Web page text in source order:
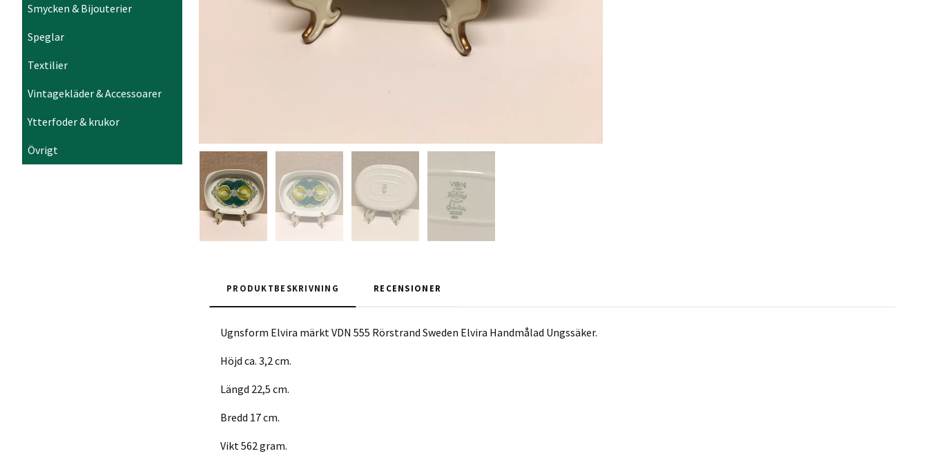
Smycken & Bijouterier
Speglar
Textilier
Vintagekläder & Accessoarer
Ytterfoder & krukor
Övrigt
PRODUKTBESKRIVNING RECENSIONER
Ugnsform Elvira märkt VDN 555 Rörstrand Sweden Elvira Handmålad Ungssäker.
Höjd ca. 3,2 cm.
Längd 22,5 cm.
Bredd 17 cm.
Vikt 562 gram.